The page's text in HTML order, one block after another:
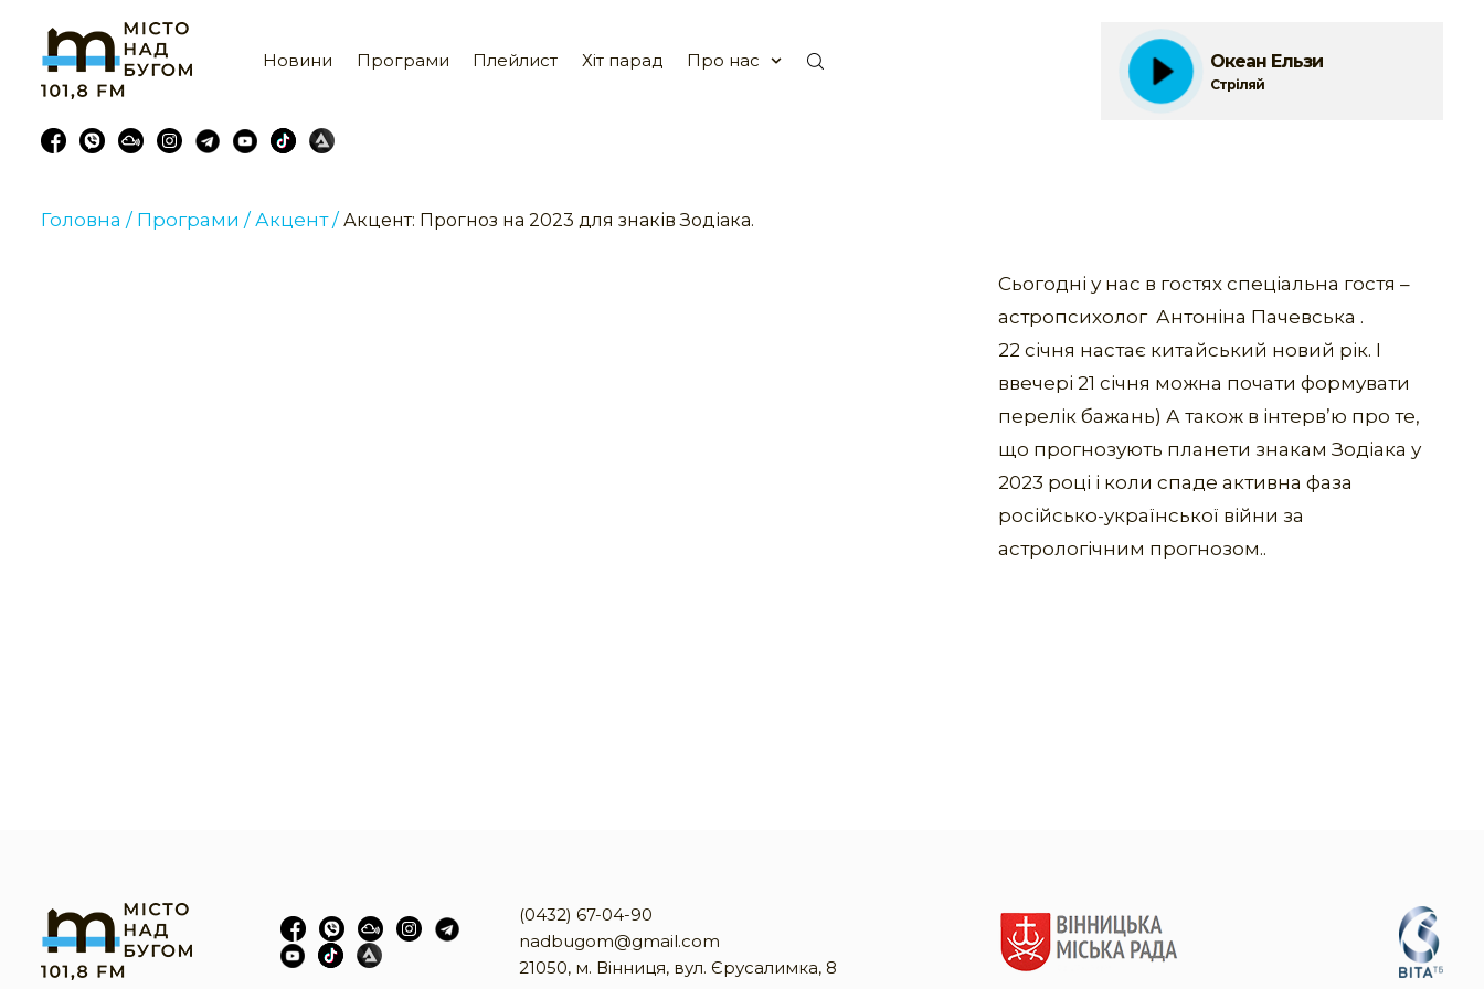
Новини Програми Плейлист Хіт парад Про нас Океан Ельзи
Стріляй
Головна / Програми / Акцент / Акцент: Прогноз на 2023 для знаків Зодіака.
Сьогодні у нас в гостях спеціальна гостя –
астропсихолог Антоніна Пачевська .
22 січня настає китайський новий рік. І
ввечері 21 січня можна почати формувати
перелік бажань) А також в інтерв’ю про те,
що прогнозують планети знакам Зодіака у
2023 році і коли спаде активна фаза
російсько-української війни за
астрологічним прогнозом..
(0432) 67-04-90
nadbugom@gmail.com
21050, м. Вінниця, вул. Єрусалимка, 8